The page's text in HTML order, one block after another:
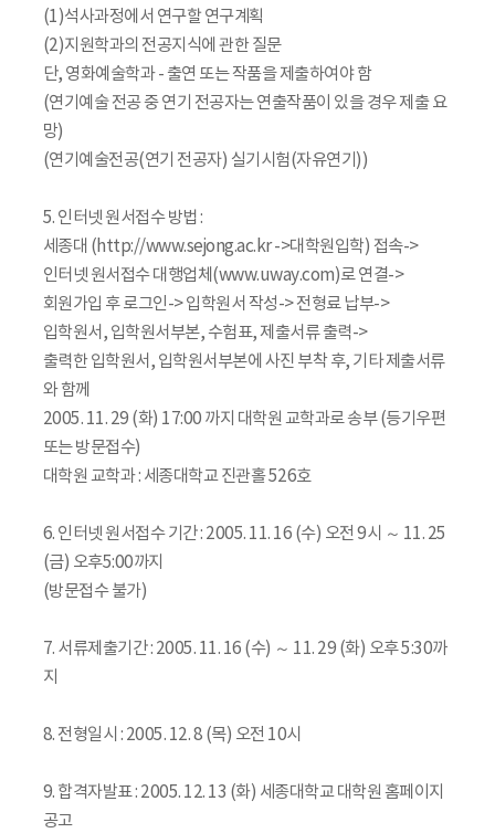
(1)석사과정에서 연구할 연구계획
(2)지원학과의 전공지식에 관한 질문
단, 영화예술학과 - 출연 또는 작품을 제출하여야 함
(연기예술 전공 중 연기 전공자는 연출작품이 있을 경우 제출 요
망)
(연기예술전공(연기 전공자) 실기시험(자유연기))
5. 인터넷 원서접수 방법 :
세종대 (http://www.sejong.ac.kr ->대학원입학) 접속->
인터넷 원서접수 대행업체(www.uway.com)로 연결->
회원가입 후 로그인-> 입학원서 작성-> 전형료 납부->
입학원서, 입학원서부본, 수험표, 제출서류 출력->
출력한 입학원서, 입학원서부본에 사진 부착 후, 기타 제출서류
와 함께
2005. 11. 29 (화) 17:00 까지 대학원 교학과로 송부 (등기우편
또는 방문접수)
대학원 교학과 : 세종대학교 진관홀 526호
6. 인터넷 원서접수 기간 : 2005. 11. 16 (수) 오전 9시 ～ 11. 25
(금) 오후5:00까지
(방문접수 불가)
7. 서류제출기간 : 2005. 11. 16 (수) ～ 11. 29 (화) 오후 5:30까
지
8. 전형일시 : 2005. 12. 8 (목) 오전 10시
9. 합격자발표 : 2005. 12. 13 (화) 세종대학교 대학원 홈페이지
공고